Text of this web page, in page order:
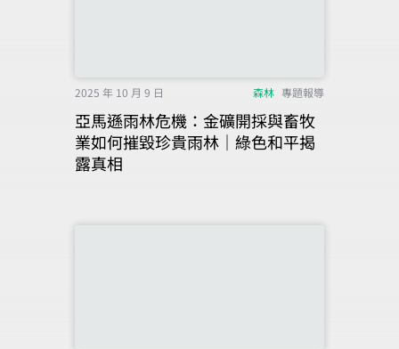
2025 年 10 月 9 日 森林 專題報導
亞馬遜雨林危機：金礦開採與畜牧
業如何摧毀珍貴雨林｜綠色和平揭
露真相